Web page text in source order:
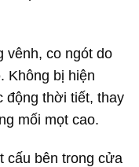
vênh, co ngót do
Không bị hiện
thời tiết, thay
mối mọt cao.
cấu bên trong cửa